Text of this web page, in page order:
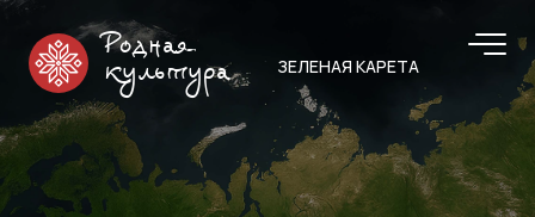
Родная
культура
ЗЕЛЕНАЯ КАРЕТА